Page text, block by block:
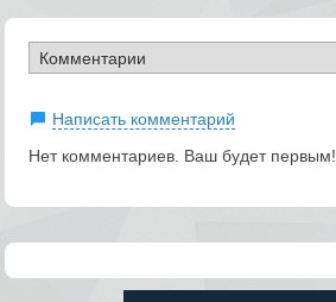
Написать комментарий
Нет комментариев. Ваш будет первым!